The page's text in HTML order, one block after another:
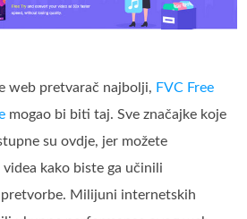
web pretvarač najbolji, FVC Free
mogao bi biti taj. Sve značajke koje
su ovdje, jer možete
kako biste ga učinili
Milijuni internetskih